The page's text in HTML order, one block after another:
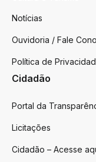
Notícias
Ouvidoria / Fale
Política de
Cidadão
Portal da
Licitações
Cidadão – Acesse